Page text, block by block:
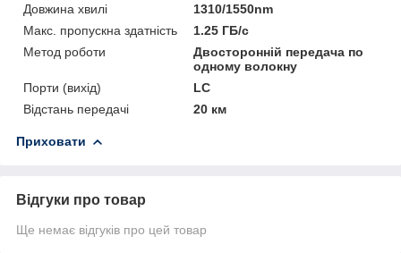
Довжина хвилі
1310/1550nm
Макс. пропускна здатність
1.25 ГБ/с
Метод роботи
Двосторонній передача по
одному волокну
Порти (вихід)
LC
Відстань передачі
20 км
Приховати
Відгуки про товар
Ще немає відгуків про цей товар